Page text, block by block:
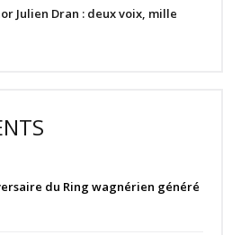
Julien Dran : deux voix, mille
du Ring wagnérien généré